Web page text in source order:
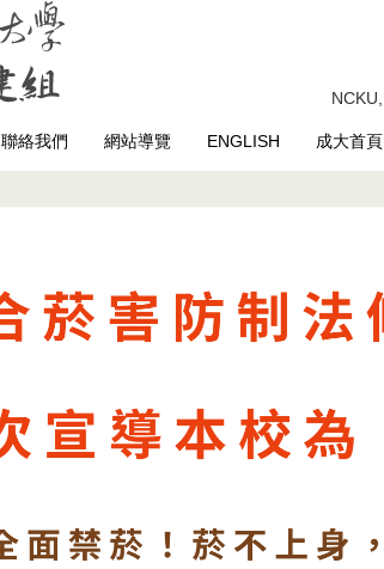
聯絡我們 網站導覽 ENGLISH 成大首頁